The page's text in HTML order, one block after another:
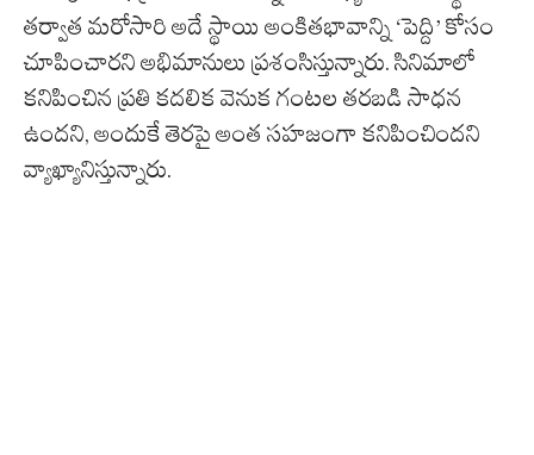
తర్వాత మరోసారి అదే స్థాయి అంకితభావాన్ని ‘పెద్ది’ కోసం
చూపించారని అభిమానులు ప్రశంసిస్తున్నారు. సినిమాలో
కనిపించిన ప్రతి కదలిక వెనుక గంటల తరబడి సాధన
ఉందని, అందుకే తెరపై అంత సహజంగా కనిపించిందని
వ్యాఖ్యానిస్తున్నారు.